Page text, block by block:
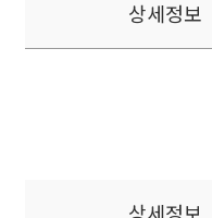
상세정보